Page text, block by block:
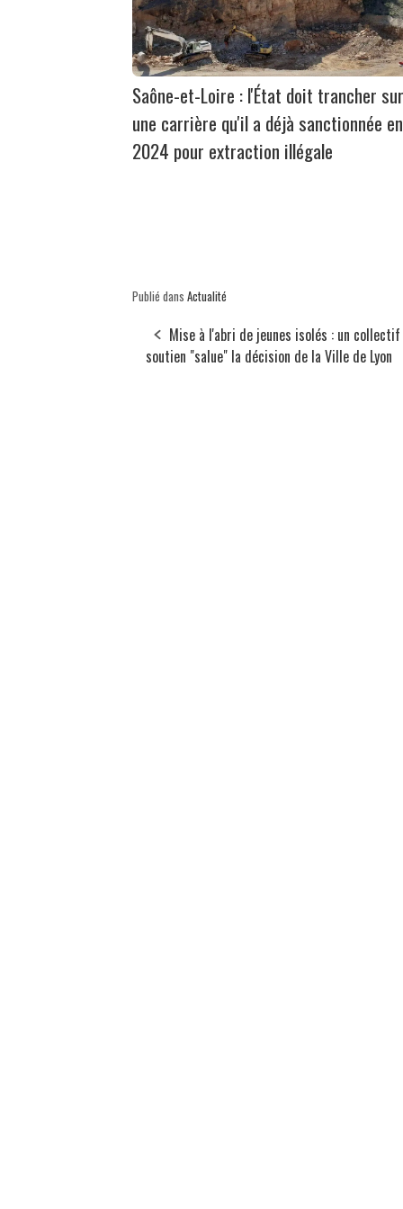
Saône-et-Loire : l'État doit trancher sur
une carrière qu'il a déjà sanctionnée en
2024 pour extraction illégale
Publié dans Actualité
Mise à l'abri de jeunes isolés : un
soutien "salue" la décision de la Ville de Lyon